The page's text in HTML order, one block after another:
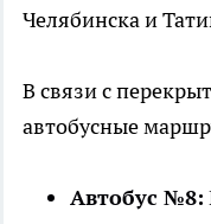
Челябинска и
В связи с
автобусные
Автобус №8: